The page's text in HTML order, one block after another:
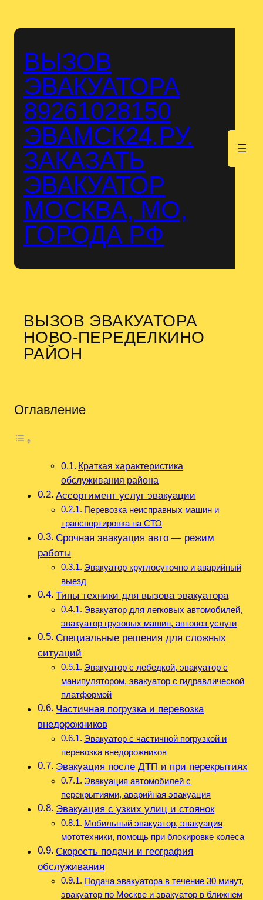
ВЫЗОВ
ЭВАКУАТОРА
89261028150
ЭВАМСК24.РУ.
ЗАКАЗАТЬ
ЭВАКУАТОР
МОСКВА, МО,
ГОРОДА РФ
ВЫЗОВ ЭВАКУАТОРА
НОВО-ПЕРЕДЕЛКИНО
РАЙОН
Оглавление
Краткая характеристика
обслуживания района
Ассортимент услуг эвакуации
Перевозка неисправных машин и
транспортировка на СТО
Срочная эвакуация авто — режим
работы
Эвакуатор круглосуточно и аварийный
выезд
Типы техники для вызова эвакуатора
Эвакуатор для легковых автомобилей,
эвакуатор грузовых машин, автовоз услуги
Специальные решения для сложных
ситуаций
Эвакуатор с лебедкой, эвакуатор с
манипулятором, эвакуатор с гидравлической
платформой
Частичная погрузка и перевозка
внедорожников
Эвакуатор с частичной погрузкой и
перевозка внедорожников
Эвакуация после ДТП и при перекрытиях
Эвакуация автомобилей с
перекрытиями, аварийная эвакуация
Эвакуация с узких улиц и стоянок
Мобильный эвакуатор, эвакуация
мототехники, помощь при блокировке колеса
Скорость подачи и география
обслуживания
Подача эвакуатора в течение 30 минут,
эвакуатор по Москве и эвакуатор в ближнем